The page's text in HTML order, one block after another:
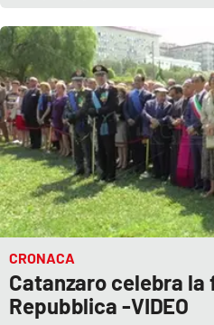
CRONACA
Catanzaro celebra la
Repubblica -VIDEO